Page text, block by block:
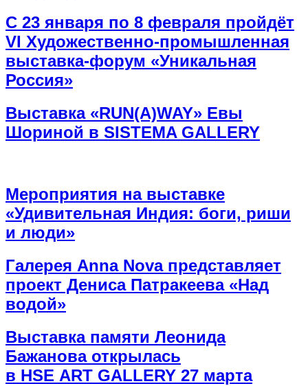
С 23 января по 8 февраля пройдёт
VI Художественно-промышленная
выставка-форум «Уникальная
Россия»
Выставка «RUN(A)WAY» Евы
Шориной в SISTEMA GALLERY
Мероприятия на выставке
«Удивительная Индия: боги, риши
и люди»
Галерея Anna Nova представляет
проект Дениса Патракеева «Над
водой»
Выставка памяти Леонида
Бажанова открылась
в HSE ART GALLERY 27 марта